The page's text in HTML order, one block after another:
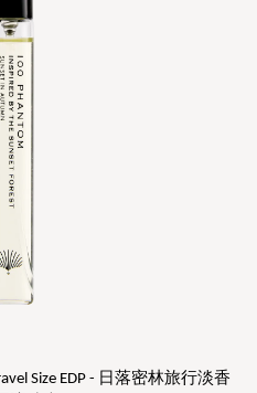
Size EDP - 日落密林旅行淡香